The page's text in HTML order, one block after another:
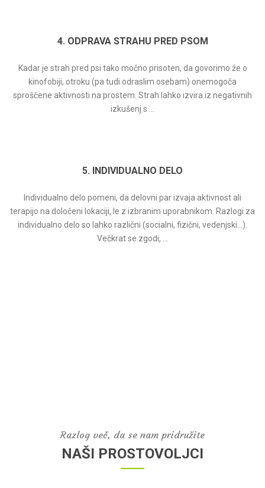
4. ODPRAVA STRAHU PRED PSOM
Kadar je strah pred psi tako močno prisoten, da govorimo že o
kinofobiji, otroku (pa tudi odraslim osebam) onemogoča
sproščene aktivnosti na prostem. Strah lahko izvira iz negativnih
izkušenj s ...
5. INDIVIDUALNO DELO
Individualno delo pomeni, da delovni par izvaja aktivnost ali
terapijo na določeni lokaciji, le z izbranim uporabnikom. Razlogi za
individualno delo so lahko različni (socialni, fizični, vedenjski…).
Večkrat se zgodi, ...
Razlog več, da se nam pridružite
NAŠI PROSTOVOLJCI